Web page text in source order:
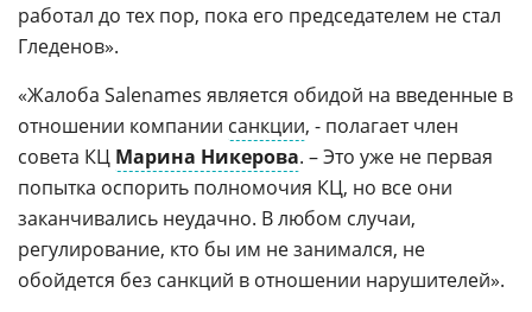
работал до тех пор, пока его председателем не стал
Гледенов».
«Жалоба Salenames является обидой на введенные в
отношении компании санкции, - полагает член
совета КЦ Марина Никерова. – Это уже не первая
попытка оспорить полномочия КЦ, но все они
заканчивались неудачно. В любом случаи,
регулирование, кто бы им не занимался, не
обойдется без санкций в отношении нарушителей».